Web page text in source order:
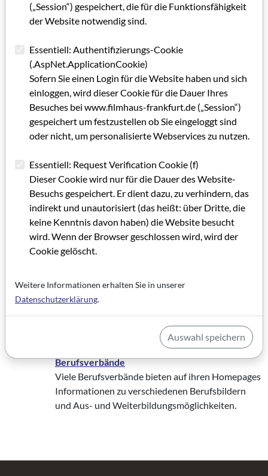
Crew United / ichwillzumfilm
wichtige Links zu Filmberufen, zu Praktika,
Volontariaten und Ausbildungsplätzen, zur
Talentförderung und Angeboten für
Quereinsteiger*innen sowie zu Inklusion,
Diversität und Mental Health. Darüber hinaus
gibt es eine Verlinkung zur ständig aktualisierten
Jobbörse von Crew United.
Einen Überblick über Medienberufe mit
detaillierten Angaben zu Aufgabenfeldern,
benötigten Fähigkeiten und Ausbildungswegen
findet sich auf START INTO MEDIA. Die Seite
beinhaltet zudem eineAngebotsdatenbank.
Career Guide Film
unterschiedlich Filmberufe, die Anforderungen
sowie Aus- und Weiterbildungsmöglichkeiten. Bei
Ausbildungsplätze, Praktika oder Volontariate
Berufsverbände
Viele Berufsverbände bieten auf ihren Homepages
Informationen zu verschiedenen Berufsbildern
und Aus- und Weiterbildungsmöglichkeiten.
(„Session“) gespeichert, die für die Funktionsfähigkeit
der Website notwendig sind.
Essentiell: Authentifizierungs-Cookie
(.AspNet.ApplicationCookie)
Sofern Sie einen Login für die Website haben und sich
einloggen, wird dieser Cookie für die Dauer Ihres
Besuches bei www.filmhaus-frankfurt.de („Session“)
gespeichert um festzustellen ob Sie eingeloggt sind
oder nicht, um personalisierte Webservices zu nutzen.
Essentiell: Request Verification Cookie (f)
Dieser Cookie wird nur für die Dauer des Website-
Besuchs gespeichert. Er dient dazu, zu verhindern, das
indirekt und unautorisiert (das heißt: über Dritte, die
keine Kenntnis davon haben) die Website besucht
wird. Wenn der Browser geschlossen wird, wird der
Cookie gelöscht.
Weitere Informationen erhalten Sie in unserer
Datenschutzerklärung.
Auswahl speichern